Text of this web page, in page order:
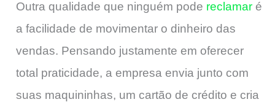
Outra qualidade que ninguém pode reclamar é
a facilidade de movimentar o dinheiro das
vendas. Pensando justamente em oferecer
total praticidade, a empresa envia junto com
suas maquininhas, um cartão de crédito e cria